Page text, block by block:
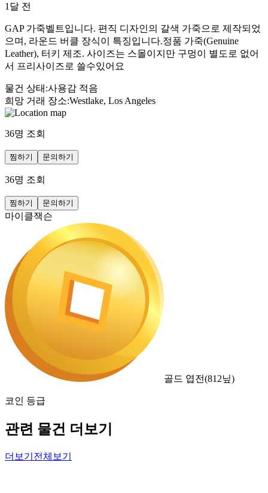
1달 전
GAP 가죽벨트입니다. 편직 디자인의 갈색 가죽으로 제작되었
으며, 라운드 버클 장식이 특징입니다.정품 가죽(Genuine
Leather), 터키 제조. 사이즈는 스몰이지만 구멍이 별도로 없어
서 프리사이즈로 쓸수있어요
물건 상태 :사용감 적음
희망 거래 장소:Westlake, Los Angeles
36명 조회
찜하기 문의하기
36명 조회
찜하기 문의하기
마이클잭슨
골드 엽전(812닢)
코인 등급
관련 물건 더보기
더보기 전체보기